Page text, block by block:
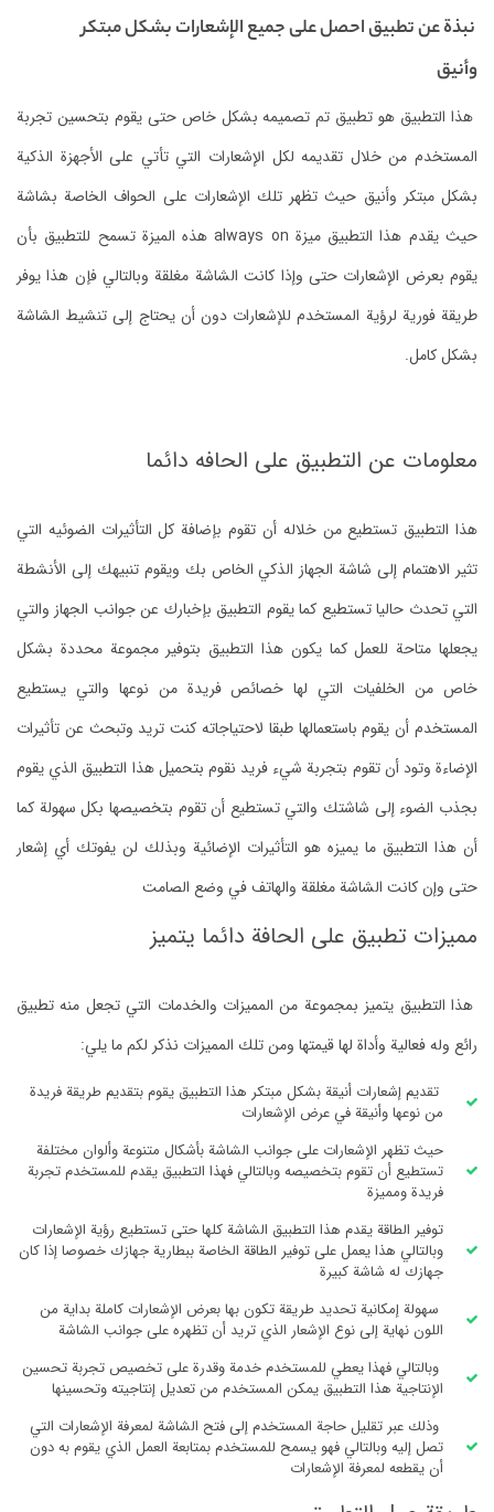
نبذة عن تطبيق احصل على جميع الإشعارات بشكل مبتكر
وأنيق
هذا التطبيق هو تطبيق تم تصميمه بشكل خاص حتى يقوم بتحسين تجربة
المستخدم من خلال تقديمه لكل الإشعارات التي تأتي على الأجهزة الذكية
بشكل مبتكر وأنيق حيث تظهر تلك الإشعارات على الحواف الخاصة بشاشة
حيث يقدم هذا التطبيق ميزة always on هذه الميزة تسمح للتطبيق بأن
يقوم بعرض الإشعارات حتى وإذا كانت الشاشة مغلقة وبالتالي فإن هذا يوفر
طريقة فورية لرؤية المستخدم للإشعارات دون أن يحتاج إلى تنشيط الشاشة
بشكل كامل.
معلومات عن التطبيق على الحافه دائما
هذا التطبيق تستطيع من خلاله أن تقوم بإضافة كل التأثيرات الضوئيه التي
تثير الاهتمام إلى شاشة الجهاز الذكي الخاص بك ويقوم تنبيهك إلى الأنشطة
التي تحدث حاليا تستطيع كما يقوم التطبيق بإخبارك عن جوانب الجهاز والتي
يجعلها متاحة للعمل كما يكون هذا التطبيق بتوفير مجموعة محددة بشكل
خاص من الخلفيات التي لها خصائص فريدة من نوعها والتي يستطيع
المستخدم أن يقوم باستعمالها طبقا لاحتياجاته كنت تريد وتبحث عن تأثيرات
الإضاءة وتود أن تقوم بتجربة شيء فريد نقوم بتحميل هذا التطبيق الذي يقوم
بجذب الضوء إلى شاشتك والتي تستطيع أن تقوم بتخصيصها بكل سهولة كما
أن هذا التطبيق ما يميزه هو التأثيرات الإضائية وبذلك لن يفوتك أي إشعار
حتى وإن كانت الشاشة مغلقة والهاتف في وضع الصامت
مميزات تطبيق على الحافة دائما يتميز
هذا التطبيق يتميز بمجموعة من المميزات والخدمات التي تجعل منه تطبيق
رائع وله فعالية وأداة لها قيمتها ومن تلك المميزات نذكر لكم ما يلي:
تقديم إشعارات أنيقة بشكل مبتكر هذا التطبيق يقوم بتقديم طريقة فريدة
من نوعها وأنيقة في عرض الإشعارات
حيث تظهر الإشعارات على جوانب الشاشة بأشكال متنوعة وألوان مختلفة
تستطيع أن تقوم بتخصيصه وبالتالي فهذا التطبيق يقدم للمستخدم تجربة
فريدة ومميزة
توفير الطاقة يقدم هذا التطبيق الشاشة كلها حتى تستطيع رؤية الإشعارات
وبالتالي هذا يعمل على توفير الطاقة الخاصة ببطارية جهازك خصوصا إذا كان
جهازك له شاشة كبيرة
سهولة إمكانية تحديد طريقة تكون بها بعرض الإشعارات كاملة بداية من
اللون نهاية إلى نوع الإشعار الذي تريد أن تظهره على جوانب الشاشة
وبالتالي فهذا يعطي للمستخدم خدمة وقدرة على تخصيص تجربة تحسين
الإنتاجية هذا التطبيق يمكن المستخدم من تعديل إنتاجيته وتحسينها
وذلك عبر تقليل حاجة المستخدم إلى فتح الشاشة لمعرفة الإشعارات التي
تصل إليه وبالتالي فهو يسمح للمستخدم بمتابعة العمل الذي يقوم به دون
أن يقطعه لمعرفة الإشعارات